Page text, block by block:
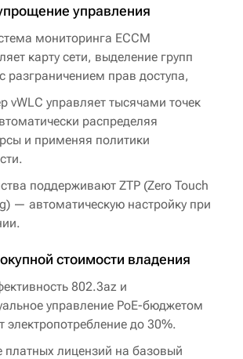
управления
мониторинга ECCM
карту сети, выделение групп
разграничением прав доступа,
vWLC управляет тысячами точек
распределяя
и применяя политики
поддерживают ZTP (Zero Touch
— автоматическую настройку при
стоимости владения
802.3az и
управление PoE-бюджетом
до 30%.
платных лицензий на базовый